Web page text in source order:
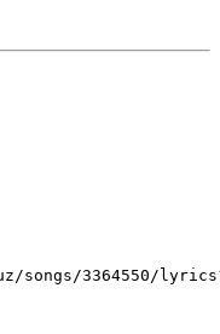
songs/3364550/